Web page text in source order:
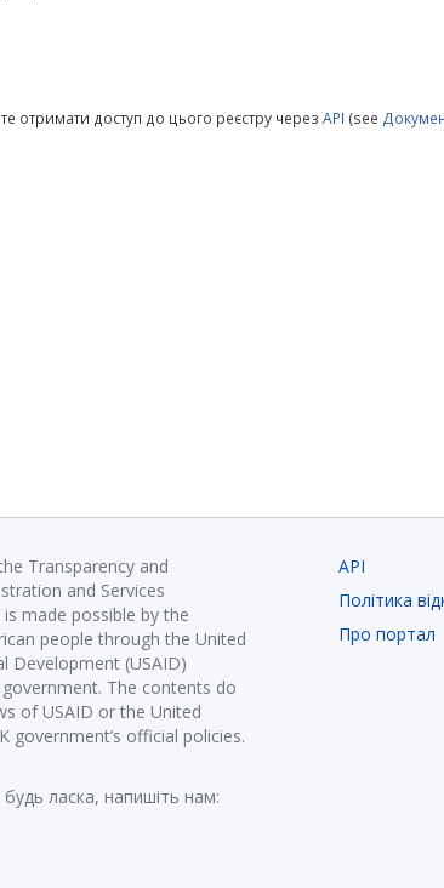
отримати доступ до цього реєстру через API (see
Transparency and
and Services
made possible by the
people through the United
Development (USAID)
The contents do
of USAID or the United
government’s official policies.
ласка, напишіть нам:
API
Політика
Про портал